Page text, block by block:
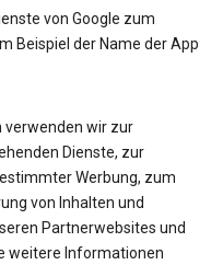
von Google zum
Beispiel der Name der App
verwenden wir zur
Dienste, zur
Werbung, zum
von Inhalten und
Partnerwebsites und
weitere Informationen